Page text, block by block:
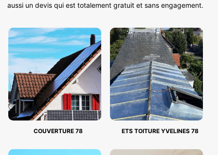
aussi un devis qui est totalement gratuit et sans engagement.
COUVERTURE 78 ETS TOITURE YVELINES 78